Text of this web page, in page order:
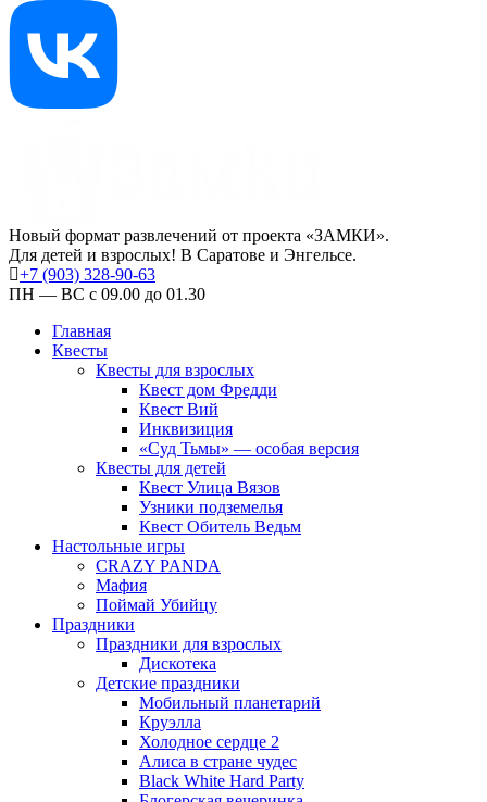
Новый формат развлечений от проекта «ЗАМКИ».
Для детей и взрослых! В Саратове и Энгельсе.
+7 (903) 328-90-63
ПН — ВС с 09.00 до 01.30
Главная
Квесты
Квесты для взрослых
Квест дом Фредди
Квест Вий
Инквизиция
«Суд Тьмы» — особая версия
Квесты для детей
Квест Улица Вязов
Узники подземелья
Квест Обитель Ведьм
Настольные игры
CRAZY PANDA
Мафия
Поймай Убийцу
Праздники
Праздники для взрослых
Дискотека
Детские праздники
Мобильный планетарий
Круэлла
Холодное сердце 2
Алиса в стране чудес
Black White Hard Party